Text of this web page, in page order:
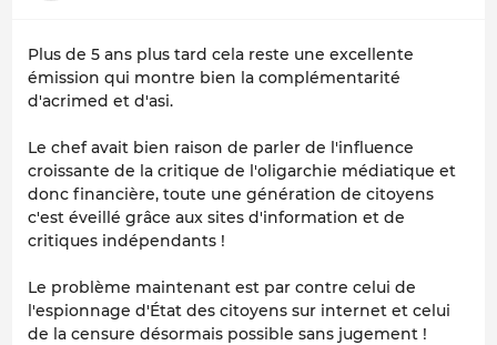
Plus de 5 ans plus tard cela reste une excellente
émission qui montre bien la complémentarité
d'acrimed et d'asi.
Le chef avait bien raison de parler de l'influence
croissante de la critique de l'oligarchie médiatique et
donc financière, toute une génération de citoyens
c'est éveillé grâce aux sites d'information et de
critiques indépendants !
Le problème maintenant est par contre celui de
l'espionnage d'État des citoyens sur internet et celui
de la censure désormais possible sans jugement !